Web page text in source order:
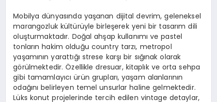
Mobilya dünyasında yaşanan dijital devrim, geleneksel
marangozluk kültürüyle birleşerek yeni bir tasarım dili
oluşturmaktadır. Doğal ahşap kullanımı ve pastel
tonların hakim olduğu country tarzı, metropol
yaşamının yarattığı strese karşı bir sığınak olarak
görülmektedir. Özellikle dresuar, kitaplık ve orta sehpa
gibi tamamlayıcı ürün grupları, yaşam alanlarının
odağını belirleyen temel unsurlar haline gelmektedir.
Lüks konut projelerinde tercih edilen vintage detaylar,